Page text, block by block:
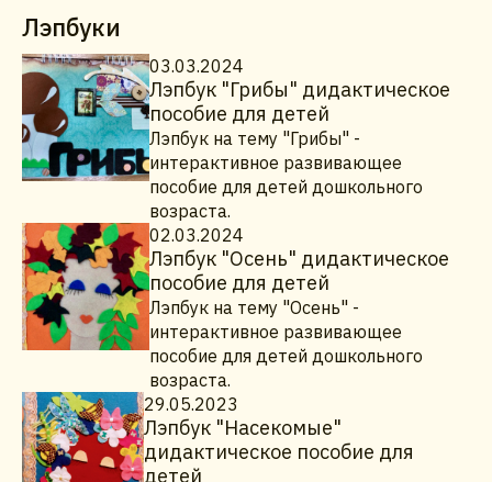
Лэпбуки
03.03.2024
Лэпбук "Грибы" дидактическое
пособие для детей
Лэпбук на тему "Грибы" -
интерактивное развивающее
пособие для детей дошкольного
возраста.
02.03.2024
Лэпбук "Осень" дидактическое
пособие для детей
Лэпбук на тему "Осень" -
интерактивное развивающее
пособие для детей дошкольного
возраста.
29.05.2023
Лэпбук "Насекомые"
дидактическое пособие для
детей